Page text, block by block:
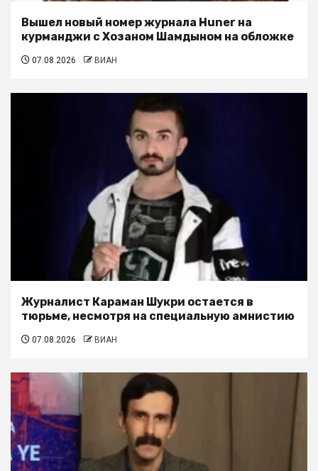
Вышел новый номер журнала Huner на
курманджи с Хозаном Шамдыном на обложке
07.08.2026 ВИАН
Журналист Караман Шукри остается в
тюрьме, несмотря на специальную амнистию
07.08.2026 ВИАН